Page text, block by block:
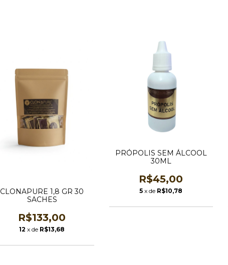
CLONAPURE 1,8 GR 30
SACHES
R$133,00
12 x de R$13,68
PRÓPOLIS SEM ÁLCOOL
30ML
R$45,00
5 x de R$10,78